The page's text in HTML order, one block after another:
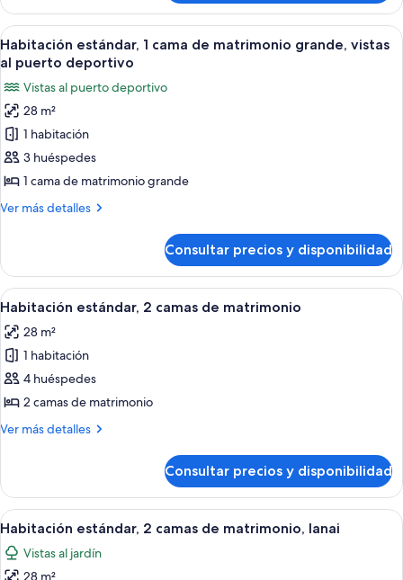
grande,
lanai
estándar,
cama
de
matrimonio
grande,
lanai
Abrir
todas
las
fotos
de
Habitación
estándar,
1
cama
grande,
vistas
al
puerto
deportivo
Habitación estándar, 1 cama de
6
Habitación estándar, 1 cama de matrimonio grande, vistas
al puerto deportivo
Vistas al puerto deportivo
28 m²
1 habitación
3 huéspedes
1 cama de matrimonio grande
Ver más detalles
Más
estándar,
cama
matrimonio
grande,
vistas
al
puerto
Consultar precios y disponibilidad
Abrir
todas
las
fotos
de
Habitación
estándar,
de
matrimonio
Habitación estándar, 2 camas de
4
Habitación estándar, 2 camas de matrimonio
28 m²
1 habitación
4 huéspedes
2 camas de matrimonio
Ver más detalles
Más
estándar,
camas
de
matrimonio
Consultar precios y disponibilidad
Abrir
todas
las
Habitación estándar, 2 camas de
8
Habitación estándar, 2 camas de matrimonio, lanai
Vistas al jardín
28 m²